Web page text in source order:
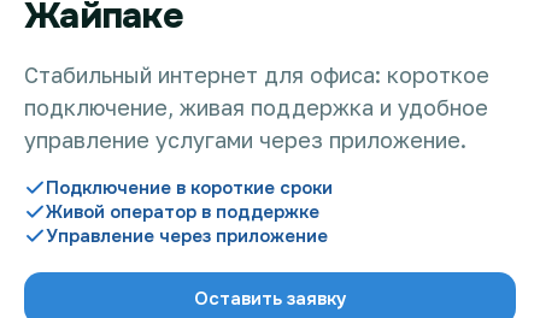
Интернет и ТВ в частном доме
Интернет в офис
TV+
Жайпаке
Стабильный интернет для офиса: короткое
подключение, живая поддержка и удобное
управление услугами через приложение.
Подключение в короткие сроки
Живой оператор в поддержке
Управление через приложение
Оставить заявку